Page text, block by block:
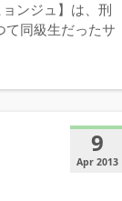
ンジュ】は、刑
て同級生だったサ
9
Apr 2013